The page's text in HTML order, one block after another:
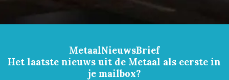
MetaalNieuwsBrief
Het laatste nieuws uit de Metaal als eerste in
je mailbox?